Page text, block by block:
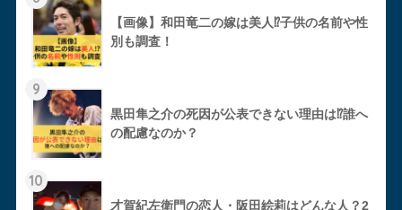
【画像】和田竜二の嫁は美人⁉︎子供の名前や性
別も調査！
9
黒田隼之介の死因が公表できない理由は⁉︎誰へ
の配慮なのか？
10
才賀紀左衛門の恋人・阪田絵莉はどんな人？2